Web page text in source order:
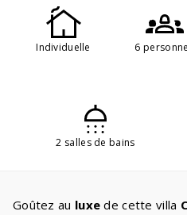
Individuelle 6
2 salles de bains
Goûtez au luxe de cette villa